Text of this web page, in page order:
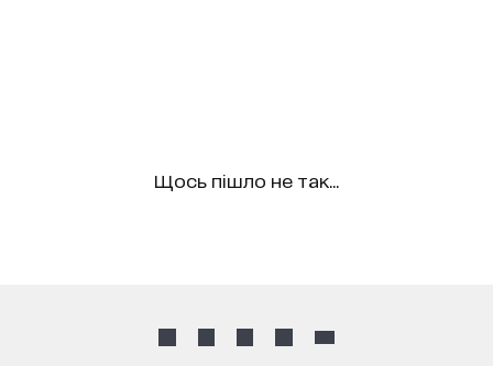
Щось пішло не так...